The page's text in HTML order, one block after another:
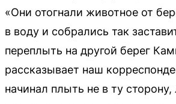
«Они отогнали животное от
в воду и собрались так
переплыть на другой берег
рассказывает наш
начинал плыть не в ту сторону,